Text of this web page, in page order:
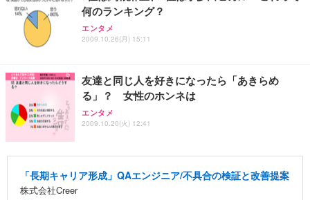
何のランキング？
エンタメ
2009.10.26(月) 15:11
友達と同じ人を好きになったら「あきらめ
る」？ 女性のホンネは
エンタメ
2009.10.20(火) 12:41
「長期キャリア形成」QAエンジニア/不具合の検証と改善提案
株式会社Creer